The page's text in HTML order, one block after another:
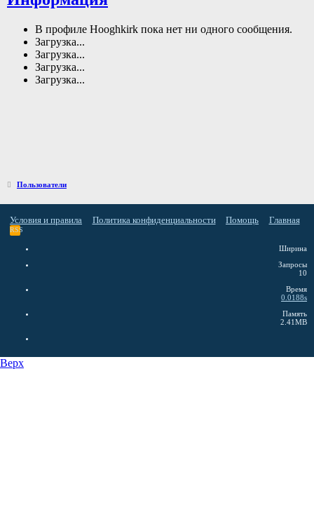
В профиле Hooghkirk пока нет ни одного сообщения.
Загрузка...
Загрузка...
Загрузка...
Загрузка...
Пользователи
Условия и правила Политика конфиденциальности Помощь Главная
RSS
Ширина
Запросы
10
Время
0.0188s
Память
2.41MB
Верх